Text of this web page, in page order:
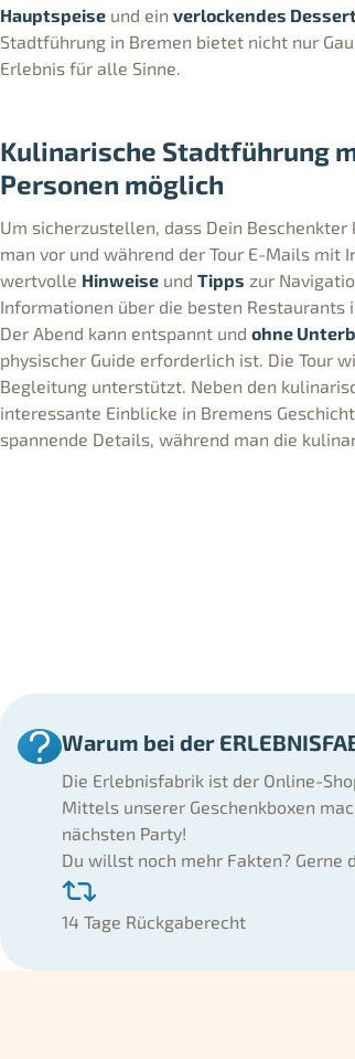
Hauptspeise und ein verlockendes
Stadtführung in Bremen bietet nicht nur
Erlebnis für alle Sinne.
Kulinarische Stadtführung
Personen möglich
Um sicherzustellen, dass Dein
man vor und während der Tour E-Mails
wertvolle Hinweise und Tipps zur
Informationen über die besten Restaurants
Der Abend kann entspannt und ohne
physischer Guide erforderlich ist. Die Tour
Begleitung unterstützt. Neben den
interessante Einblicke in Bremens
spannende Details, während man die
Warum bei der
Die Erlebnisfabrik ist der Online-
Mittels unserer Geschenkboxen
nächsten Party!
Du willst noch mehr Fakten? Gerne
14 Tage Rückgaberecht